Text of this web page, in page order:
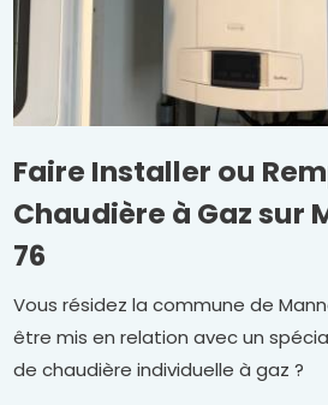
Faire Installer ou
Chaudière à Gaz sur
76
Vous résidez la commune de
être mis en relation avec un
de chaudière individuelle à gaz ?